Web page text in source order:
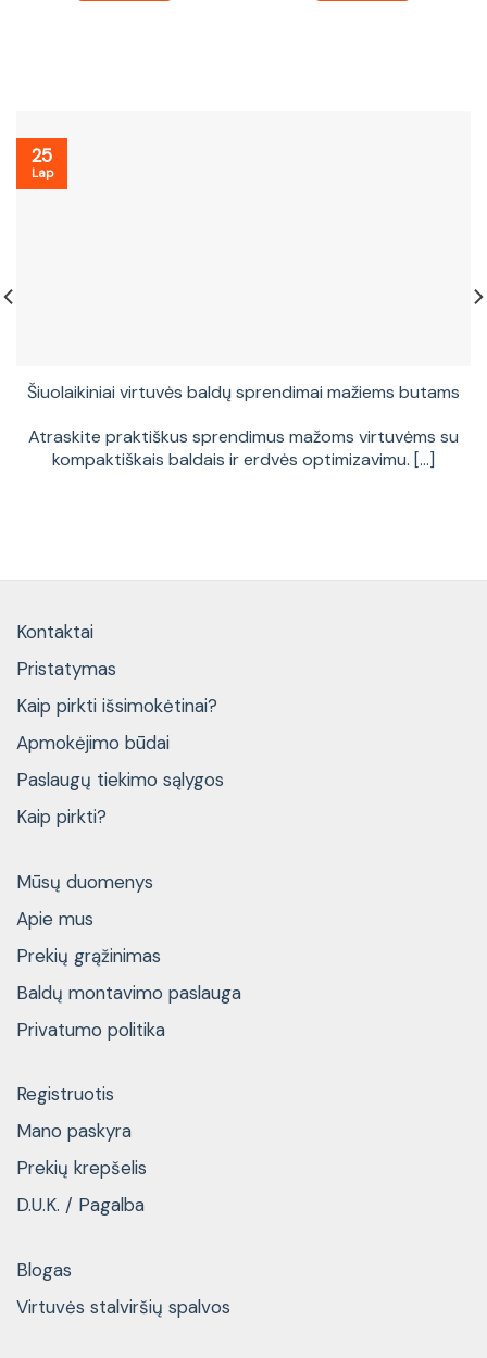
Šiuolaikiniai virtuvės baldų sprendimai mažiems butams
Atraskite praktiškus sprendimus mažoms virtuvėms su
kompaktiškais baldais ir erdvės optimizavimu. [...]
25
Lap
Kontaktai
Pristatymas
Kaip pirkti išsimokėtinai?
Apmokėjimo būdai
Paslaugų tiekimo sąlygos
Kaip pirkti?
Mūsų duomenys
Apie mus
Prekių grąžinimas
Baldų montavimo paslauga
Privatumo politika
Registruotis
Mano paskyra
Prekių krepšelis
D.U.K. / Pagalba
Blogas
Virtuvės stalviršių spalvos